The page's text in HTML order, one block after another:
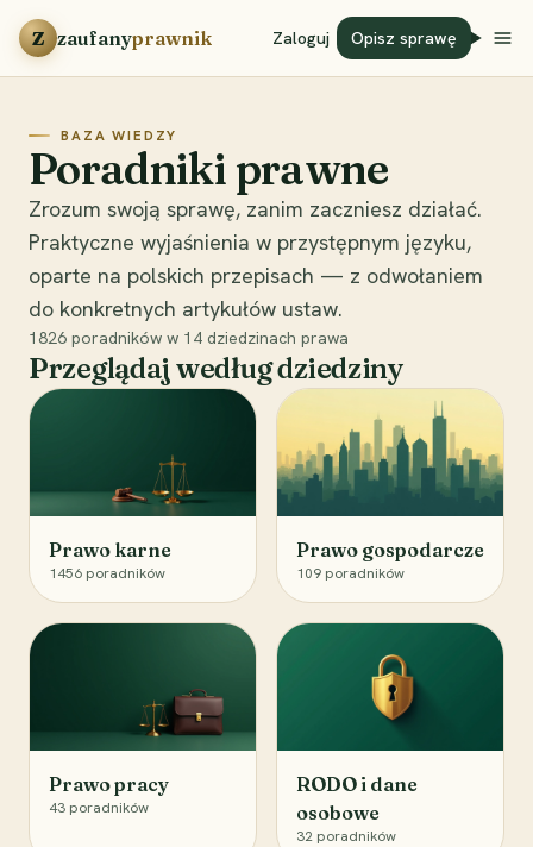
Przejdź do treści
Z zaufanyprawnik Zaloguj Opisz sprawę
BAZA WIEDZY
Poradniki prawne
Zrozum swoją sprawę, zanim zaczniesz działać.
Praktyczne wyjaśnienia w przystępnym języku,
oparte na polskich przepisach — z odwołaniem
do konkretnych artykułów ustaw.
1826 poradników w 14 dziedzinach prawa
Przeglądaj według dziedziny
Prawo karne
1456 poradników
Prawo gospodarcze
109 poradników
Prawo pracy
43 poradników
RODO i dane
osobowe
32 poradników